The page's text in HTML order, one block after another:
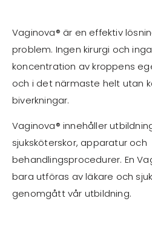
Vaginova® är en effektiv
problem. Ingen kirurgi och
koncentration av kroppens
och i det närmaste helt utan
biverkningar.
Vaginova® innehåller
sjuksköterskor, apparatur och
behandlingsprocedurer. En
bara utföras av läkare och
genomgått vår utbildning.